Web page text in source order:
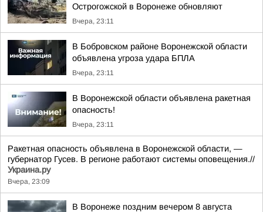
Острогожской в Воронеже обновляют
Вчера, 23:11
В Бобровском районе Воронежской области
объявлена угроза удара БПЛА
Вчера, 23:11
В Воронежской области объявлена ракетная
опасность!
Вчера, 23:11
Ракетная опасность объявлена в Воронежской области, —
губернатор Гусев. В регионе работают системы оповещения.//
Украина.ру
Вчера, 23:09
В Воронеже поздним вечером 8 августа